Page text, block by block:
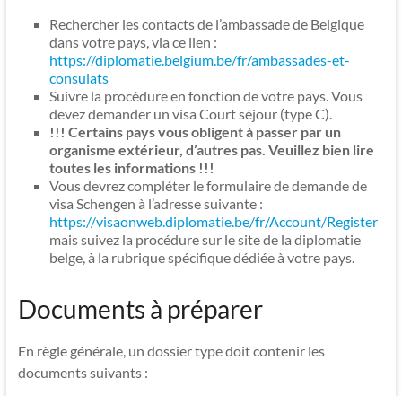
Rechercher les contacts de l’ambassade de Belgique
dans votre pays, via ce lien :
https://diplomatie.belgium.be/fr/ambassades-et-
consulats
Suivre la procédure en fonction de votre pays. Vous
devez demander un visa Court séjour (type C).
!!! Certains pays vous obligent à passer par un
organisme extérieur, d’autres pas. Veuillez bien lire
toutes les informations !!!
Vous devrez compléter le formulaire de demande de
visa Schengen à l’adresse suivante :
https://visaonweb.diplomatie.be/fr/Account/Register
mais suivez la procédure sur le site de la diplomatie
belge, à la rubrique spécifique dédiée à votre pays.
Documents à préparer
En règle générale, un dossier type doit contenir les
documents suivants :